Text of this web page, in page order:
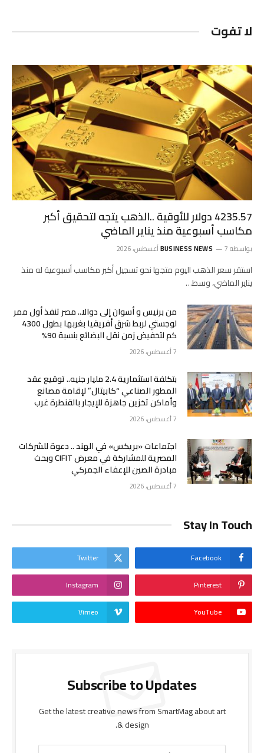
لا تفوت
4235.57 دولار للأوقية ..الذهب يتجه لتحقيق أكبر
مكاسب أسبوعية منذ يناير الماضي
بواسطة BUSINESS NEWS 7 أغسطس، 2026
استقر سعر الذهب اليوم متجها نحو تسجيل أكبر مكاسب أسبوعية له منذ
يناير الماضي، وسط…
من برنيس و أسوان إلى دوالا.. مصر تنفذ أول ممر
لوجستي لربط شرق أفريقيا بغربها بطول 4300
كم لتخفيض زمن نقل البضائع بنسبة 90%
7 أغسطس، 2026
بتكلفة استثمارية 2.4 مليار جنيه.. توقيع عقد
المطور الصناعي “كابيتال” لإقامة مصانع
وأماكن تخزين جاهزة للإيجار بالقنطرة غرب
7 أغسطس، 2026
اجتماعات «بريكس» في الهند .. دعوة للشركات
المصرية للمشاركة في معرض CIFIT وبحث
مبادرة الصين للإعفاء الجمركي
7 أغسطس، 2026
Stay In Touch
Facebook
Twitter
Pinterest
Instagram
YouTube
Vimeo
Subscribe to Updates
Get the latest creative news from SmartMag about art
& design.